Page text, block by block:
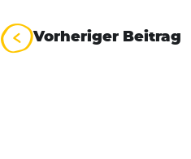
Vorheriger Beitrag